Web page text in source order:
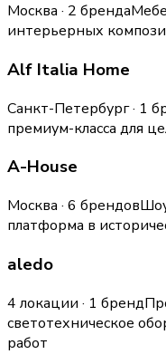
Москва · 2 бренда
интерьерных
Alf Italia Home
Санкт-Петербург · 1
премиум-класса для
A-House
Москва · 6 брендов
платформа в
aledo
4 локации · 1 бренд
светотехническое
работ